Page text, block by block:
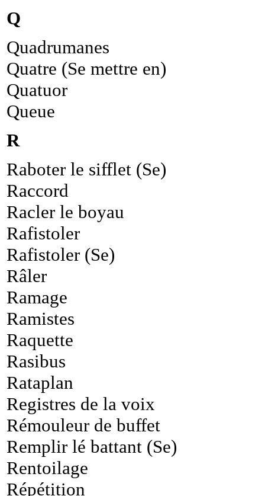
Q
Quadrumanes
Quatre (Se mettre en)
Quatuor
Queue
R
Raboter le sifflet (Se)
Raccord
Racler le boyau
Rafistoler
Rafistoler (Se)
Râler
Ramage
Ramistes
Raquette
Rasibus
Rataplan
Registres de la voix
Rémouleur de buffet
Remplir lé battant (Se)
Rentoilage
Répétition